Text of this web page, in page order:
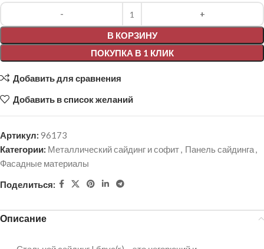
В КОРЗИНУ
ПОКУПКА В 1 КЛИК
Alternative:
Добавить для сравнения
Добавить в список желаний
Артикул: 96173
Категории: Металлический сайдинг и софит, Панель сайдинга,
Фасадные материалы
Поделиться:
Описание